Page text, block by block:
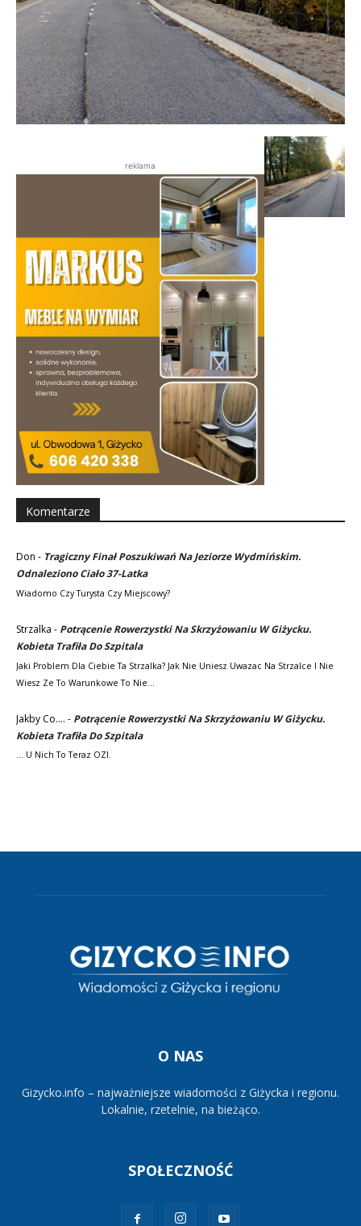
reklama
Komentarze
Don - Tragiczny Finał Poszukiwań Na Jeziorze Wydmińskim.
Odnaleziono Ciało 37-Latka
Wiadomo Czy Turysta Czy Miejscowy?
Strzalka - Potrącenie Rowerzystki Na Skrzyżowaniu W Giżycku.
Kobieta Trafiła Do Szpitala
Jaki Problem Dla Ciebie Ta Strzalka? Jak Nie Uniesz Uwazac Na Strzalce I Nie
Wiesz Ze To Warunkowe To Nie…
Jakby Co.... - Potrącenie Rowerzystki Na Skrzyżowaniu W Giżycku.
Kobieta Trafiła Do Szpitala
... U Nich To Teraz OZI.
O NAS
Gizycko.info – najważniejsze wiadomości z Giżycka i regionu.
Lokalnie, rzetelnie, na bieżąco.
SPOŁECZNOŚĆ